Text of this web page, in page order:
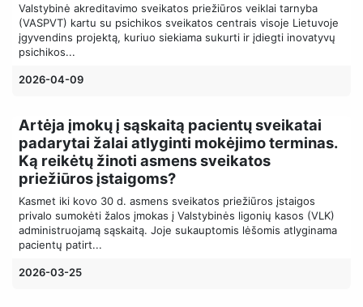
Valstybinė akreditavimo sveikatos priežiūros veiklai tarnyba
(VASPVT) kartu su psichikos sveikatos centrais visoje Lietuvoje
įgyvendins projektą, kuriuo siekiama sukurti ir įdiegti inovatyvų
psichikos...
2026-04-09
Artėja įmokų į sąskaitą pacientų sveikatai
padarytai žalai atlyginti mokėjimo terminas.
Ką reikėtų žinoti asmens sveikatos
priežiūros įstaigoms?
Kasmet iki kovo 30 d. asmens sveikatos priežiūros įstaigos
privalo sumokėti žalos įmokas į Valstybinės ligonių kasos (VLK)
administruojamą sąskaitą. Joje sukauptomis lėšomis atlyginama
pacientų patirt...
2026-03-25